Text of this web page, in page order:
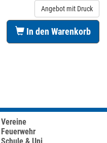
Angebot mit Druck
In den Warenkorb
Vereine
Feuerwehr